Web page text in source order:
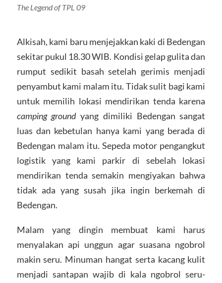
The Legend of TPL 09
Alkisah, kami baru menjejakkan kaki di Bedengan
sekitar pukul 18.30 WIB. Kondisi gelap gulita dan
rumput sedikit basah setelah gerimis menjadi
penyambut kami malam itu. Tidak sulit bagi kami
untuk memilih lokasi mendirikan tenda karena
camping groundyang dimiliki Bedengan sangat
luas dan kebetulan hanya kami yang berada di
Bedengan malam itu. Sepeda motor pengangkut
logistik yang kami parkir di sebelah lokasi
mendirikan tenda semakin mengiyakan bahwa
tidak ada yang susah jika ingin berkemah di
Bedengan.
Malam yang dingin membuat kami harus
menyalakan api unggun agar suasana ngobrol
makin seru. Minuman hangat serta kacang kulit
menjadi santapan wajib di kala ngobrol seru-